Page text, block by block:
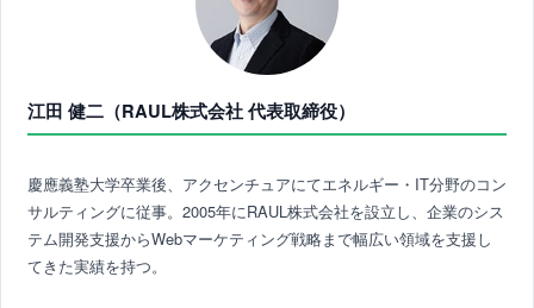
江田 健二（RAUL株式会社 代表取締役）
慶應義塾大学卒業後、アクセンチュアにてエネルギー・IT分野のコン
サルティングに従事。2005年にRAUL株式会社を設立し、企業のシス
テム開発支援からWebマーケティング戦略まで幅広い領域を支援し
てきた実績を持つ。